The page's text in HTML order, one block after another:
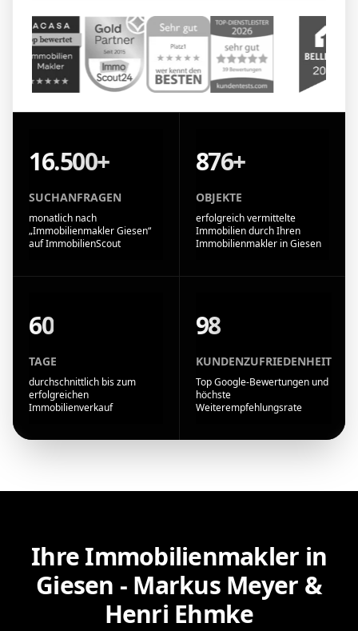
16.500+
SUCHANFRAGEN
monatlich nach
„Immobilienmakler Giesen“
auf ImmobilienScout
876+
OBJEKTE
erfolgreich vermittelte
Immobilien durch Ihren
Immobilienmakler in Giesen
60
TAGE
durchschnittlich bis zum
erfolgreichen
Immobilienverkauf
98
KUNDENZUFRIEDENHEIT
Top Google-Bewertungen und
höchste
Weiterempfehlungsrate
Ihre Immobilienmakler in
Giesen - Markus Meyer &
Henri Ehmke